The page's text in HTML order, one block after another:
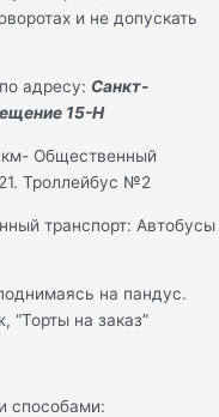
и не допускать
адресу: Санкт-
15-Н
км- Общественный
Троллейбус №2
транспорт: Автобусы
на пандус.
на заказ”
способами: